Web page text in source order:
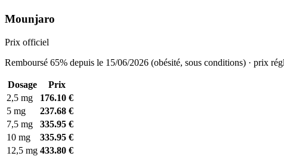
Mounjaro
Prix officiel
Remboursé 65% depuis le 15/06/2026 (obésité, sous conditions) · prix
Dosage
Prix
2,5 mg
176.10 €
5 mg
237.68 €
7,5 mg
335.95 €
10 mg
335.95 €
12,5 mg 433.80 €